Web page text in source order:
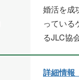
婚活を成
っている
るJLC協
詳細情報